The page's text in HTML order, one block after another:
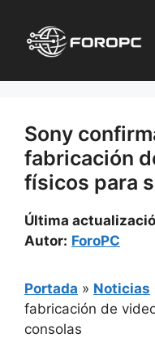
contenido
Sony
fabricación
físicos para
Última
Autor: ForoPC
Portada » Noticias
fabricación de
consolas